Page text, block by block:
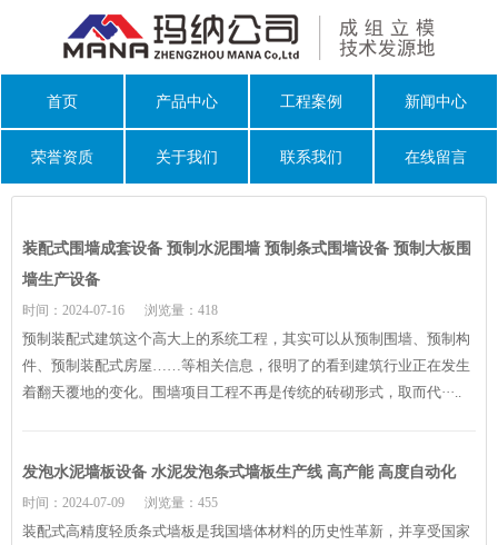
首页 产品中心 工程案例 新闻中心
荣誉资质 关于我们 联系我们 在线留言
装配式围墙成套设备 预制水泥围墙 预制条式围墙设备 预制大板围
墙生产设备
时间：2024-07-16
浏览量：418
预制装配式建筑这个高大上的系统工程，其实可以从预制围墙、预制构
件、预制装配式房屋……等相关信息，很明了的看到建筑行业正在发生
着翻天覆地的变化。围墙项目工程不再是传统的砖砌形式，取而代···..
发泡水泥墙板设备 水泥发泡条式墙板生产线 高产能 高度自动化
时间：2024-07-09
浏览量：455
装配式高精度轻质条式墙板是我国墙体材料的历史性革新，并享受国家